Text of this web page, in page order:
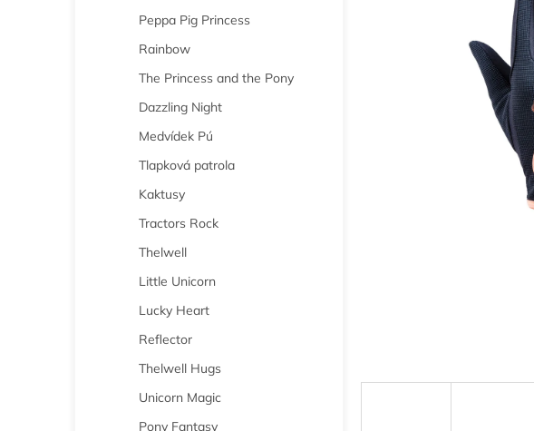
Peppa Pig Princess
Rainbow
The Princess and the Pony
Dazzling Night
Medvídek Pú
Tlapková patrola
Kaktusy
Tractors Rock
Thelwell
Little Unicorn
Lucky Heart
Reflector
Thelwell Hugs
Unicorn Magic
Pony Fantasy